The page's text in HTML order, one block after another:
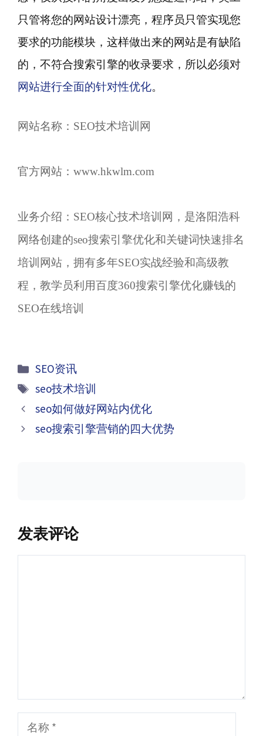
只管将您的网站设计漂亮，程序员只管实现您
要求的功能模块，这样做出来的网站是有缺陷
的，不符合搜索引擎的收录要求，所以必须对
网站进行全面的针对性优化。
网站名称： SEO技术培训网
官方网站：www.hkwlm.com
业务介绍：SEO核心技术培训网，是洛阳浩科
网络创建的seo搜索引擎优化和关键词快速排名
培训网站，拥有多年SEO实战经验和高级教
程，教学员利用百度360搜索引擎优化赚钱的
SEO在线培训
分
SEO资讯
标
seo技术培训
文
章
seo如何做好网站内优化
seo搜索引擎营销的四大优势
发表评论